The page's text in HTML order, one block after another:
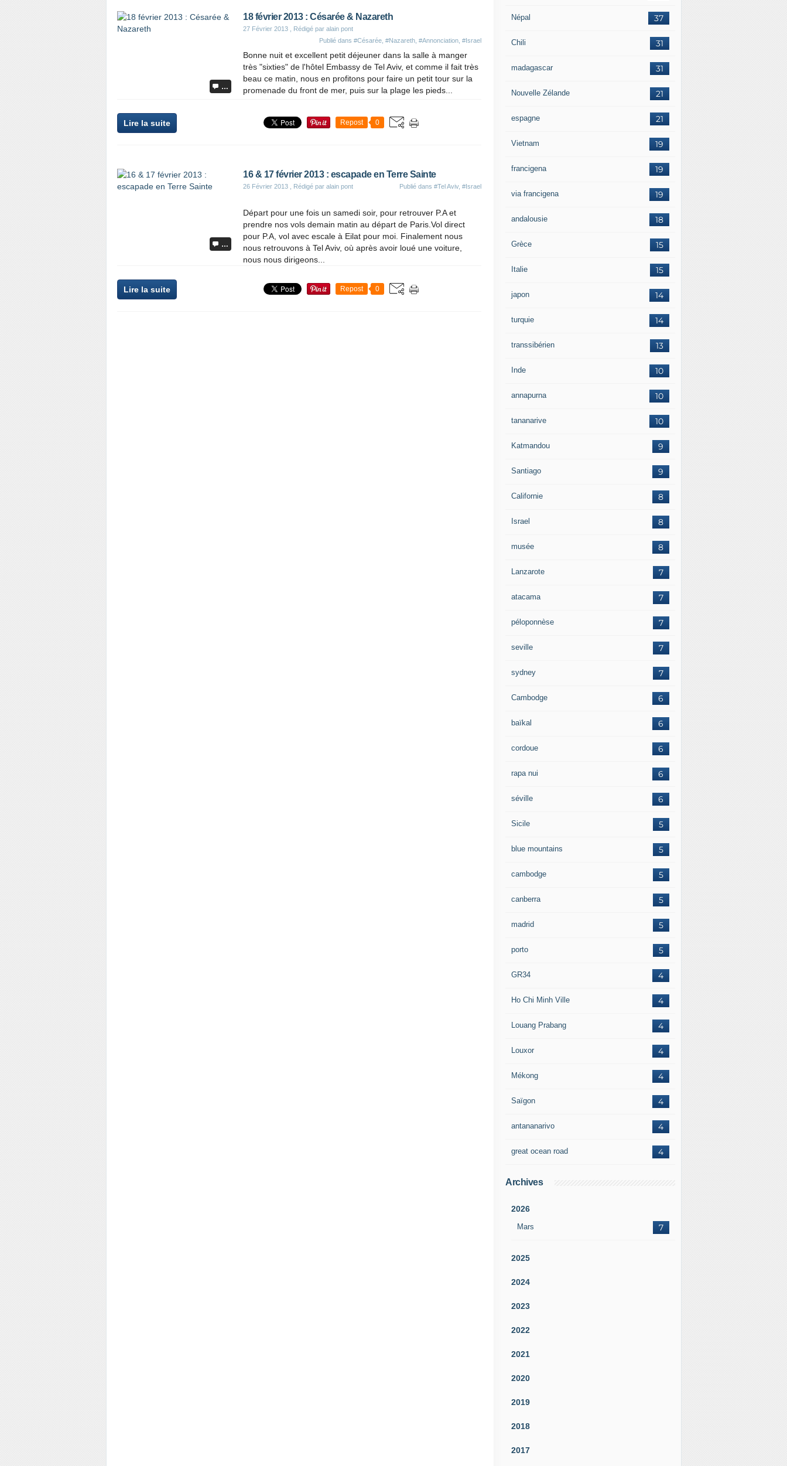
…
18 février 2013 : Césarée & Nazareth
27 Février 2013 , Rédigé par alain pont
Publié dans #Césarée #Nazareth #Annonciation #Israel
Bonne nuit et excellent petit déjeuner dans la salle à manger
très "sixties" de l'hôtel Embassy de Tel Aviv, et comme il fait très
beau ce matin, nous en profitons pour faire un petit tour sur la
promenade du front de mer, puis sur la plage les pieds...
Lire la suite Repost 0
…
16 & 17 février 2013 : escapade en Terre Sainte
26 Février 2013 , Rédigé par alain pont Publié dans #Tel Aviv, #Israel
Départ pour une fois un samedi soir, pour retrouver P.A et
prendre nos vols demain matin au départ de Paris.Vol direct
pour P.A, vol avec escale à Eilat pour moi. Finalement nous
nous retrouvons à Tel Aviv, où après avoir loué une voiture,
nous nous dirigeons...
Lire la suite Repost 0
37
Népal
31
Chili
31
madagascar
21
Nouvelle Zélande
21
espagne
19
Vietnam
19
francigena
19
via francigena
18
andalousie
15
Grèce
15
Italie
14
japon
14
turquie
13
transsibérien
10
Inde
10
annapurna
10
tananarive
9
Katmandou
9
Santiago
8
Californie
8
Israel
8
musée
7
Lanzarote
7
atacama
7
péloponnèse
7
seville
7
sydney
6
Cambodge
6
baïkal
6
cordoue
6
rapa nui
6
séville
5
Sicile
5
blue mountains
5
cambodge
5
canberra
5
madrid
5
porto
4
GR34
4
Ho Chi Minh Ville
4
Louang Prabang
4
Louxor
4
Mékong
4
Saïgon
4
antananarivo
4
great ocean road
Archives
2026
Mars 7
2025
2024
2023
2022
2021
2020
2019
2018
2017